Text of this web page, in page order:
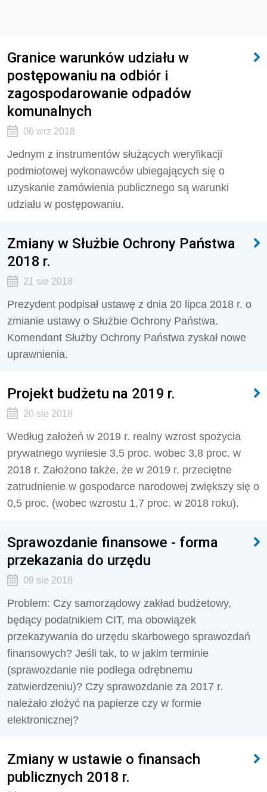
Granice warunków udziału w
postępowaniu na odbiór i
zagospodarowanie odpadów
komunalnych
06 wrz 2018
Jednym z instrumentów służących weryfikacji
podmiotowej wykonawców ubiegających się o
uzyskanie zamówienia publicznego są warunki
udziału w postępowaniu.
Zmiany w Służbie Ochrony Państwa
2018 r.
21 sie 2018
Prezydent podpisał ustawę z dnia 20 lipca 2018 r. o
zmianie ustawy o Służbie Ochrony Państwa.
Komendant Służby Ochrony Państwa zyskał nowe
uprawnienia.
Projekt budżetu na 2019 r.
20 sie 2018
Według założeń w 2019 r. realny wzrost spożycia
prywatnego wyniesie 3,5 proc. wobec 3,8 proc. w
2018 r. Założono także, że w 2019 r. przeciętne
zatrudnienie w gospodarce narodowej zwiększy się o
0,5 proc. (wobec wzrostu 1,7 proc. w 2018 roku).
Sprawozdanie finansowe - forma
przekazania do urzędu
09 sie 2018
Problem: Czy samorządowy zakład budżetowy,
będący podatnikiem CIT, ma obowiązek
przekazywania do urzędu skarbowego sprawozdań
finansowych? Jeśli tak, to w jakim terminie
(sprawozdanie nie podlega odrębnemu
zatwierdzeniu)? Czy sprawozdanie za 2017 r.
należało złożyć na papierze czy w formie
elektronicznej?
Zmiany w ustawie o finansach
publicznych 2018 r.